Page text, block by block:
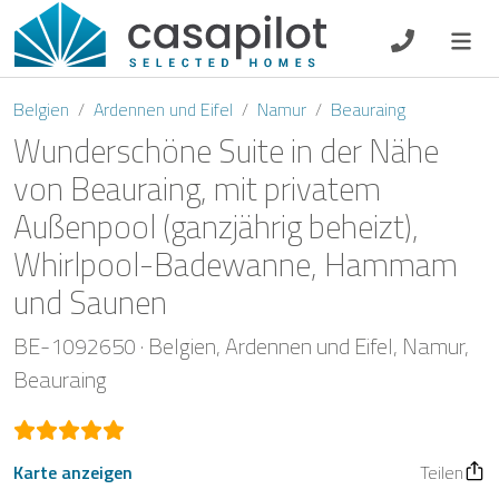
DE EN ES FR
Frühstück
Gutscheine
Eigentümer Log-In
Belgien Ardennen und Eifel Namur Beauraing
Wunderschöne Suite in der Nähe
von Beauraing, mit privatem
Außenpool (ganzjährig beheizt),
Whirlpool-Badewanne, Hammam
und Saunen
BE-1092650 Belgien Ardennen und Eifel Namur
Beauraing
Karte anzeigen Teilen